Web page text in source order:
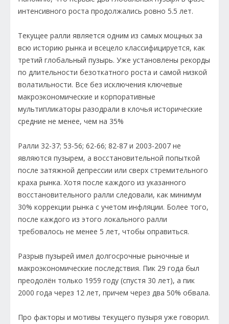
интенсивного роста продолжались ровно 5.5 лет.
Текущее ралли является одним из самых мощных за
всю историю рынка и всецело классифицируется, как
третий глобальный пузырь. Уже установлены рекорды
по длительности безоткатного роста и самой низкой
волатильности. Все без исключения ключевые
макроэкономические и корпоративные
мультипликаторы разодрали в клочья исторические
средние не менее, чем на 35%
Ралли 32-37; 53-56; 62-66; 82-87 и 2003-2007 не
являются пузырем, а восстановительной попыткой
после затяжной депрессии или сверх стремительного
краха рынка. Хотя после каждого из указанного
восстановительного ралли следовали, как минимум
30% коррекции рынка с учетом инфляции. Более того,
после каждого из этого локального ралли
требовалось не менее 5 лет, чтобы оправиться.
Разрыв пузырей имел долгосрочные рыночные и
макроэкономические последствия. Пик 29 года был
преодолён только 1959 году (спустя 30 лет), а пик
2000 года через 12 лет, причем через два 50% обвала.
Про факторы и мотивы текущего пузыря уже говорил.